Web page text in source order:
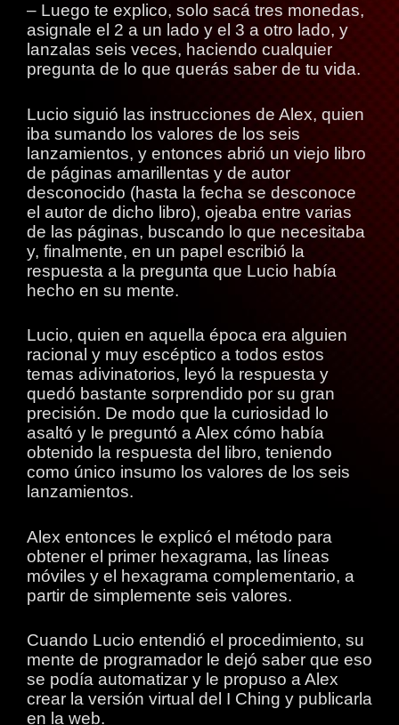
– Luego te explico, solo sacá tres monedas,
asignale el 2 a un lado y el 3 a otro lado, y
lanzalas seis veces, haciendo cualquier
pregunta de lo que querás saber de tu vida.
Lucio siguió las instrucciones de Alex, quien
iba sumando los valores de los seis
lanzamientos, y entonces abrió un viejo libro
de páginas amarillentas y de autor
desconocido (hasta la fecha se desconoce
el autor de dicho libro), ojeaba entre varias
de las páginas, buscando lo que necesitaba
y, finalmente, en un papel escribió la
respuesta a la pregunta que Lucio había
hecho en su mente.
Lucio, quien en aquella época era alguien
racional y muy escéptico a todos estos
temas adivinatorios, leyó la respuesta y
quedó bastante sorprendido por su gran
precisión. De modo que la curiosidad lo
asaltó y le preguntó a Alex cómo había
obtenido la respuesta del libro, teniendo
como único insumo los valores de los seis
lanzamientos.
Alex entonces le explicó el método para
obtener el primer hexagrama, las líneas
móviles y el hexagrama complementario, a
partir de simplemente seis valores.
Cuando Lucio entendió el procedimiento, su
mente de programador le dejó saber que eso
se podía automatizar y le propuso a Alex
crear la versión virtual del I Ching y publicarla
en la web.